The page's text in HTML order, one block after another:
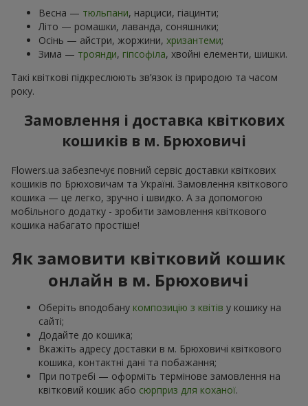
Весна — тюльпани, нарциси, гіацинти;
Літо — ромашки, лаванда, соняшники;
Осінь — айстри, жоржини, хризантеми;
Зима — троянди, гіпсофіла, хвойні елементи, шишки.
Такі квіткові підкреслюють зв’язок із природою та часом
року.
Замовлення і доставка квіткових
кошиків в м. Брюховичі
Flowers.ua забезпечує повний сервіс доставки квіткових
кошиків по Брюховичам та Україні. Замовлення квіткового
кошика — це легко, зручно і швидко. А за допомогою
мобільного додатку - зробити замовлення квіткового
кошика набагато простіше!
Як замовити квітковий кошик
онлайн в м. Брюховичі
Оберіть вподобану композицію з квітів у кошику на
сайті;
Додайте до кошика;
Вкажіть адресу доставки в м. Брюховичі квіткового
кошика, контактні дані та побажання;
При потребі — оформіть термінове замовлення на
квітковий кошик або сюрприз для коханої.